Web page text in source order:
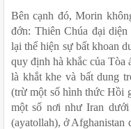
Bên cạnh đó, Morin
đớn: Thiên Chúa đại
lại thể hiện sự bất khoan
quy định hà khắc của
là khắt khe và bất dung
(trừ một số hình thức Hồi
một số nơi như Iran dưới
(ayatollah), ở Afghanistan